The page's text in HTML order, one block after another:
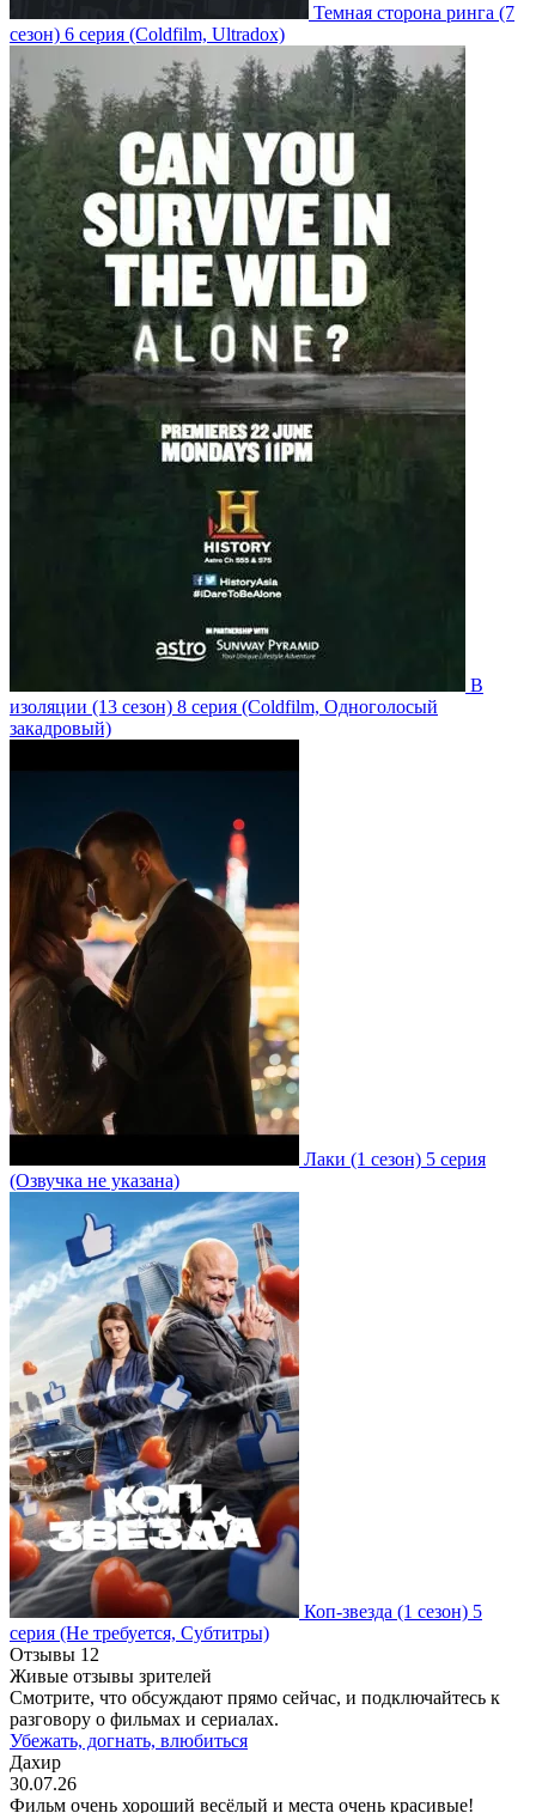
Темная сторона ринга (7
сезон) 6 серия (Coldfilm, Ultradox)
В
изоляции (13 сезон) 8 серия (Coldfilm, Одноголосый
закадровый)
Лаки (1 сезон) 5 серия
(Озвучка не указана)
Коп-звезда (1 сезон) 5
серия (Не требуется, Субтитры)
Отзывы 12
Живые отзывы зрителей
Смотрите, что обсуждают прямо сейчас, и подключайтесь к
разговору о фильмах и сериалах.
Убежать, догнать, влюбиться
Дахир
30.07.26
Фильм очень хороший весёлый и места очень красивые!